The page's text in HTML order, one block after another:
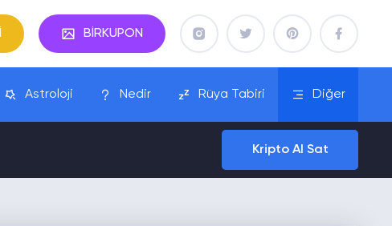
BİRKUPON
Astroloji Nedir Rüya Tabiri Diğer
Kripto Al Sat